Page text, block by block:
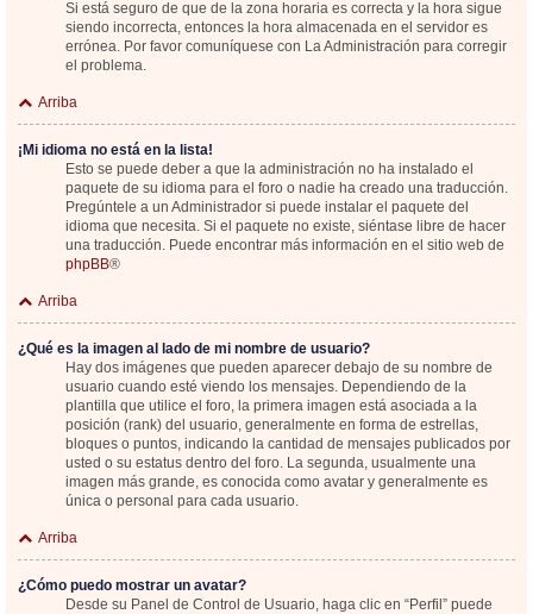
Si está seguro de que de la zona horaria es correcta y la hora sigue
siendo incorrecta, entonces la hora almacenada en el servidor es
errónea. Por favor comuníquese con La Administración para corregir
el problema.
Arriba
¡Mi idioma no está en la lista!
Esto se puede deber a que la administración no ha instalado el
paquete de su idioma para el foro o nadie ha creado una traducción.
Pregúntele a un Administrador si puede instalar el paquete del
idioma que necesita. Si el paquete no existe, siéntase libre de hacer
una traducción. Puede encontrar más información en el sitio web de
phpBB®
Arriba
¿Qué es la imagen al lado de mi nombre de usuario?
Hay dos imágenes que pueden aparecer debajo de su nombre de
usuario cuando esté viendo los mensajes. Dependiendo de la
plantilla que utilice el foro, la primera imagen está asociada a la
posición (rank) del usuario, generalmente en forma de estrellas,
bloques o puntos, indicando la cantidad de mensajes publicados por
usted o su estatus dentro del foro. La segunda, usualmente una
imagen más grande, es conocida como avatar y generalmente es
única o personal para cada usuario.
Arriba
¿Cómo puedo mostrar un avatar?
Desde su Panel de Control de Usuario, haga clic en “Perfil” puede